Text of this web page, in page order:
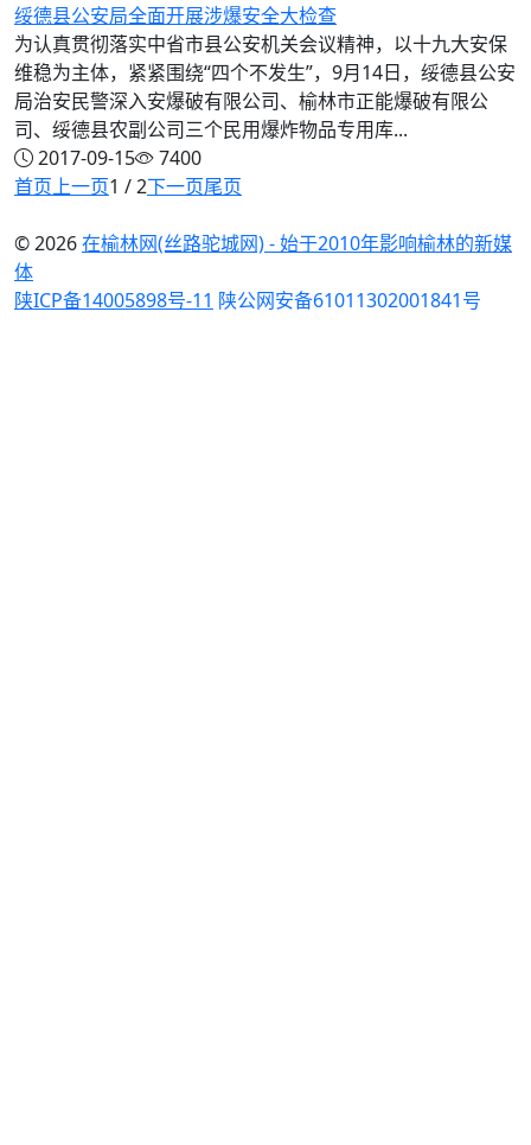
绥德县公安局全面开展涉爆安全大检查
为认真贯彻落实中省市县公安机关会议精神，以十九大安保
维稳为主体，紧紧围绕“四个不发生”，9月14日，绥德县公安
局治安民警深入安爆破有限公司、榆林市正能爆破有限公
司、绥德县农副公司三个民用爆炸物品专用库...
2017-09-15
7400
首页上一页1 / 2下一页尾页
© 2026在榆林网(丝路驼城网) - 始于2010年影响榆林的新媒
体
陕ICP备14005898号-11 陕公网安备61011302001841号